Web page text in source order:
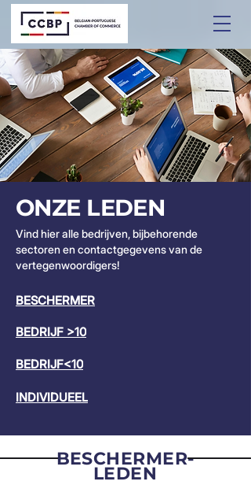
ONZE LEDEN
Vind hier alle bedrijven, bijbehorende
sectoren en contactgegevens van de
vertegenwoordigers!
BESCHERMER
BEDRIJF >10
BEDRIJF<10
INDIVIDUEEL
BESCHERMER-
LEDEN